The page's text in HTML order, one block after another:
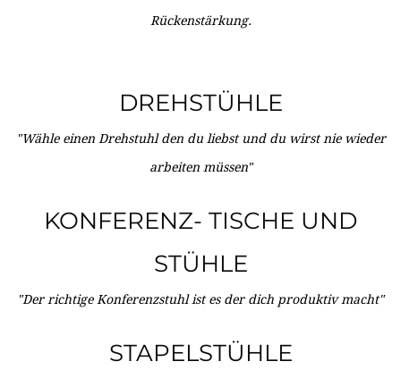
Rückenstärkung.
DREHSTÜHLE
"Wähle einen Drehstuhl den du liebst und du wirst nie wieder
arbeiten müssen"
KONFERENZ- TISCHE UND
STÜHLE
"Der richtige Konferenzstuhl ist es der dich produktiv macht"
STAPELSTÜHLE